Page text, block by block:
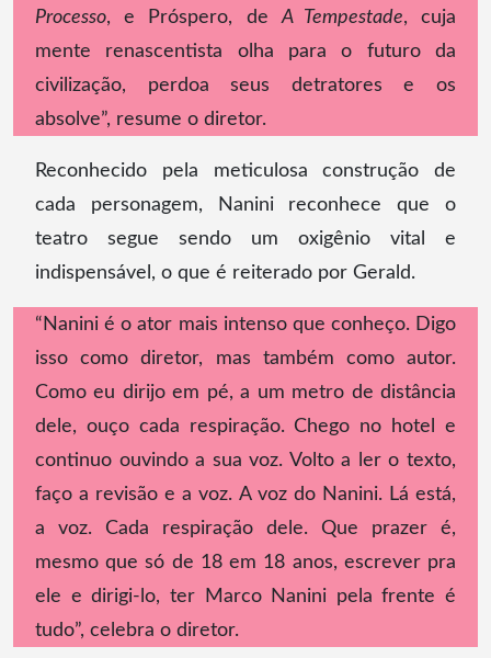
Processo, e Próspero, de A Tempestade, cuja
mente renascentista olha para o futuro da
civilização, perdoa seus detratores e os
absolve”, resume o diretor.
Reconhecido pela meticulosa construção de
cada personagem, Nanini reconhece que o
teatro segue sendo um oxigênio vital e
indispensável, o que é reiterado por Gerald.
“Nanini é o ator mais intenso que conheço. Digo
isso como diretor, mas também como autor.
Como eu dirijo em pé, a um metro de distância
dele, ouço cada respiração. Chego no hotel e
continuo ouvindo a sua voz. Volto a ler o texto,
faço a revisão e a voz. A voz do Nanini. Lá está,
a voz. Cada respiração dele. Que prazer é,
mesmo que só de 18 em 18 anos, escrever pra
ele e dirigi-lo, ter Marco Nanini pela frente é
tudo”, celebra o diretor.